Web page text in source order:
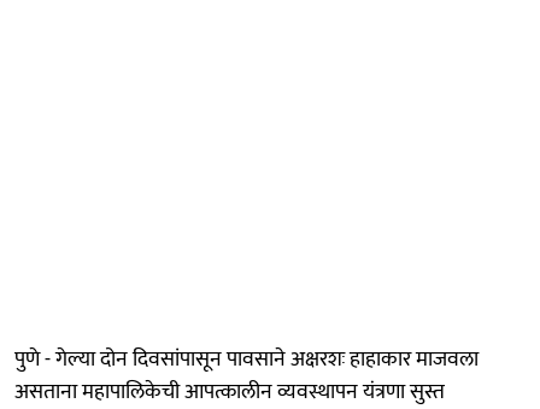
पुणे - गेल्या दोन दिवसांपासून पावसाने अक्षरशः हाहाकार माजवला
असताना महापालिकेची आपत्कालीन व्यवस्थापन यंत्रणा सुस्त